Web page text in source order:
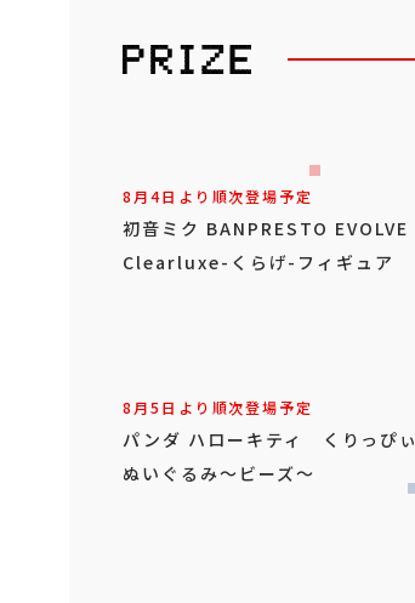
8月4日より順次登場予定
初音ミク BANPRESTO EVOLVE
Clearluxe-くらげ-フィギュア
8月5日より順次登場予定
パンダ ハローキティ くりっぴぃ
ぬいぐるみ～ビーズ～